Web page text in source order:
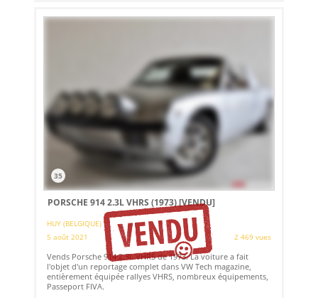
35
PORSCHE 914 2.3L VHRS (1973)[VENDU]
HUY (BELGIQUE)
5 août 2021
2 469 vues
Vends Porsche 914 2.3L VHRS de 1973. La voiture a fait
l'objet d'un reportage complet dans VW Tech magazine,
entièrement équipée rallyes VHRS, nombreux équipements,
Passeport FIVA.